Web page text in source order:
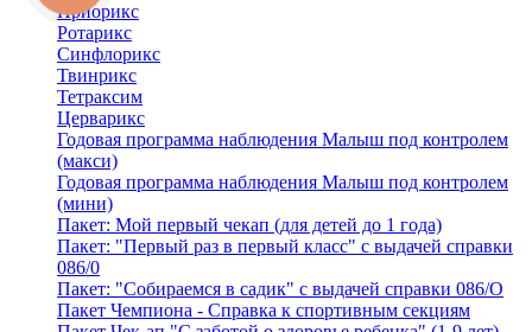
Приорикс
Ротарикс
Синфлорикс
Твинрикс
Тетраксим
Церварикс
Годовая программа наблюдения Малыш под контролем
(макси)
Годовая программа наблюдения Малыш под контролем
(мини)
Пакет: Мой первый чекап (для детей до 1 года)
Пакет: "Первый раз в первый класс" с выдачей справки
086/0
Пакет: "Собираемся в садик" с выдачей справки 086/О
Пакет Чемпиона - Справка к спортивным секциям